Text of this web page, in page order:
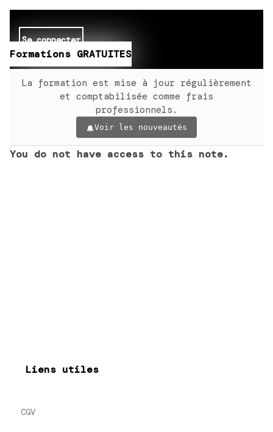
Se connecter
Formations GRATUITES
La formation est mise à jour régulièrement
et comptabilisée comme frais
professionnels.
Voir les nouveautés
You do not have access to this note.
Liens utiles
CGV